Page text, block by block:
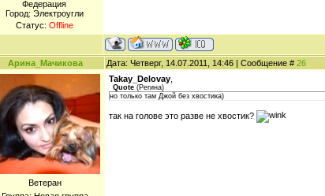
Федерация
Город: Электроугли
Статус: Offline
Арина_Мачикова Дата: Четверг, 14.07.2011, 14:46 | Сообщение # 26
Ветеран
Takay_Delovay
Quote (Регина)
но только там Джой без хвостика)
так на голове это разве не хвостик?